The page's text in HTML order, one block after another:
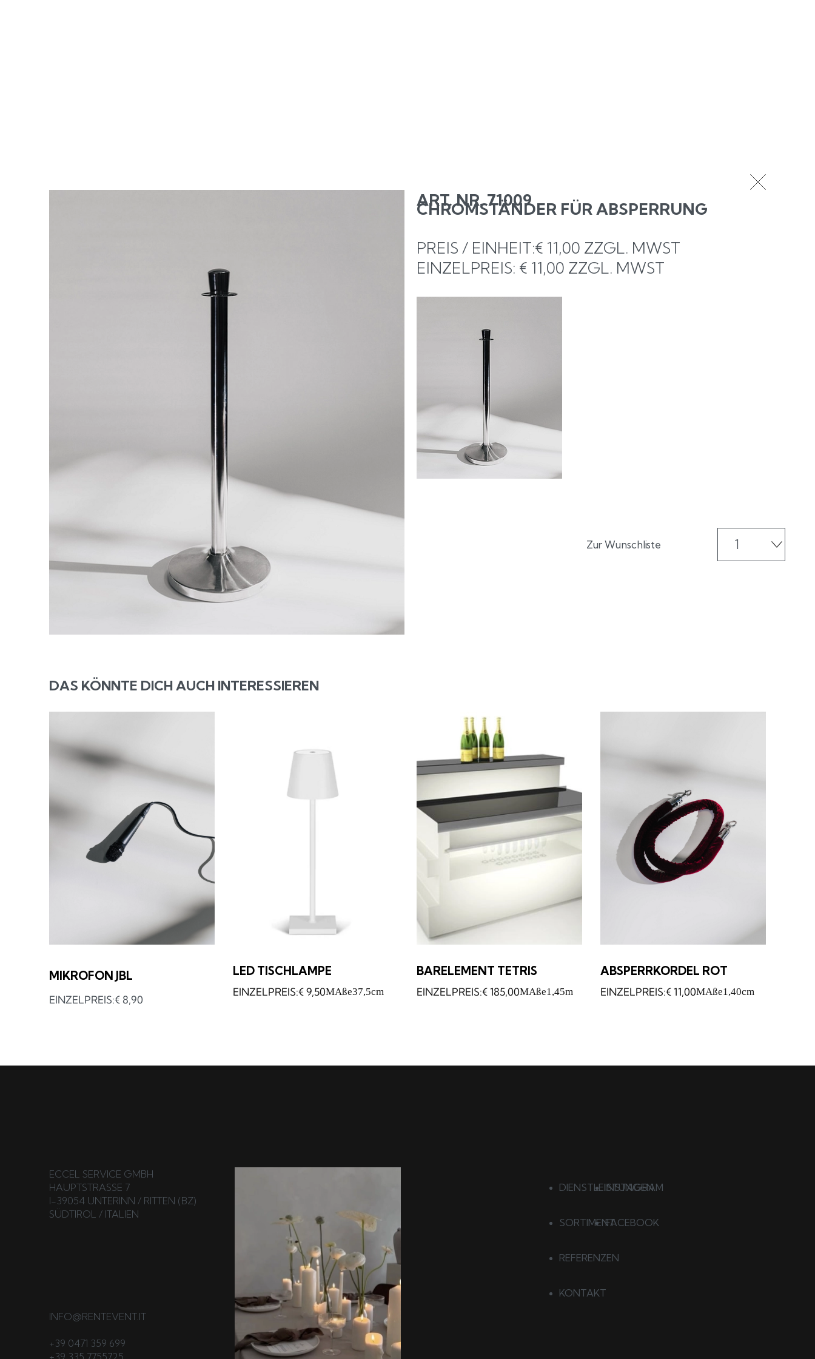
ART. NR. 71009
CHROMSTÄNDER FÜR ABSPERRUNG
PREIS / EINHEIT:€ 11,00 ZZGL. MWST
EINZELPREIS: € 11,00 ZZGL. MWST
Zur Wunschliste
DAS KÖNNTE DICH AUCH INTERESSIEREN
MIKROFON JBL
€8,90
LED TISCHLAMPE
€9,50MAße37,5cm
BARELEMENT TETRIS
€185,00MAße1,45m
ABSPERRKORDEL ROT
€11,00MAße1,40cm
ECCEL SERVICE GMBH
HAUPTSTRASSE 7
I-39054 UNTERINN / RITTEN (BZ)
SÜDTIROL / ITALIEN
INFO@RENTEVENT.IT
+39 0471 359 699
+39 335 7755725
DIENSTLEISTUNGEN
SORTIMENT
REFERENZEN
KONTAKT
INSTAGRAM
FACEBOOK